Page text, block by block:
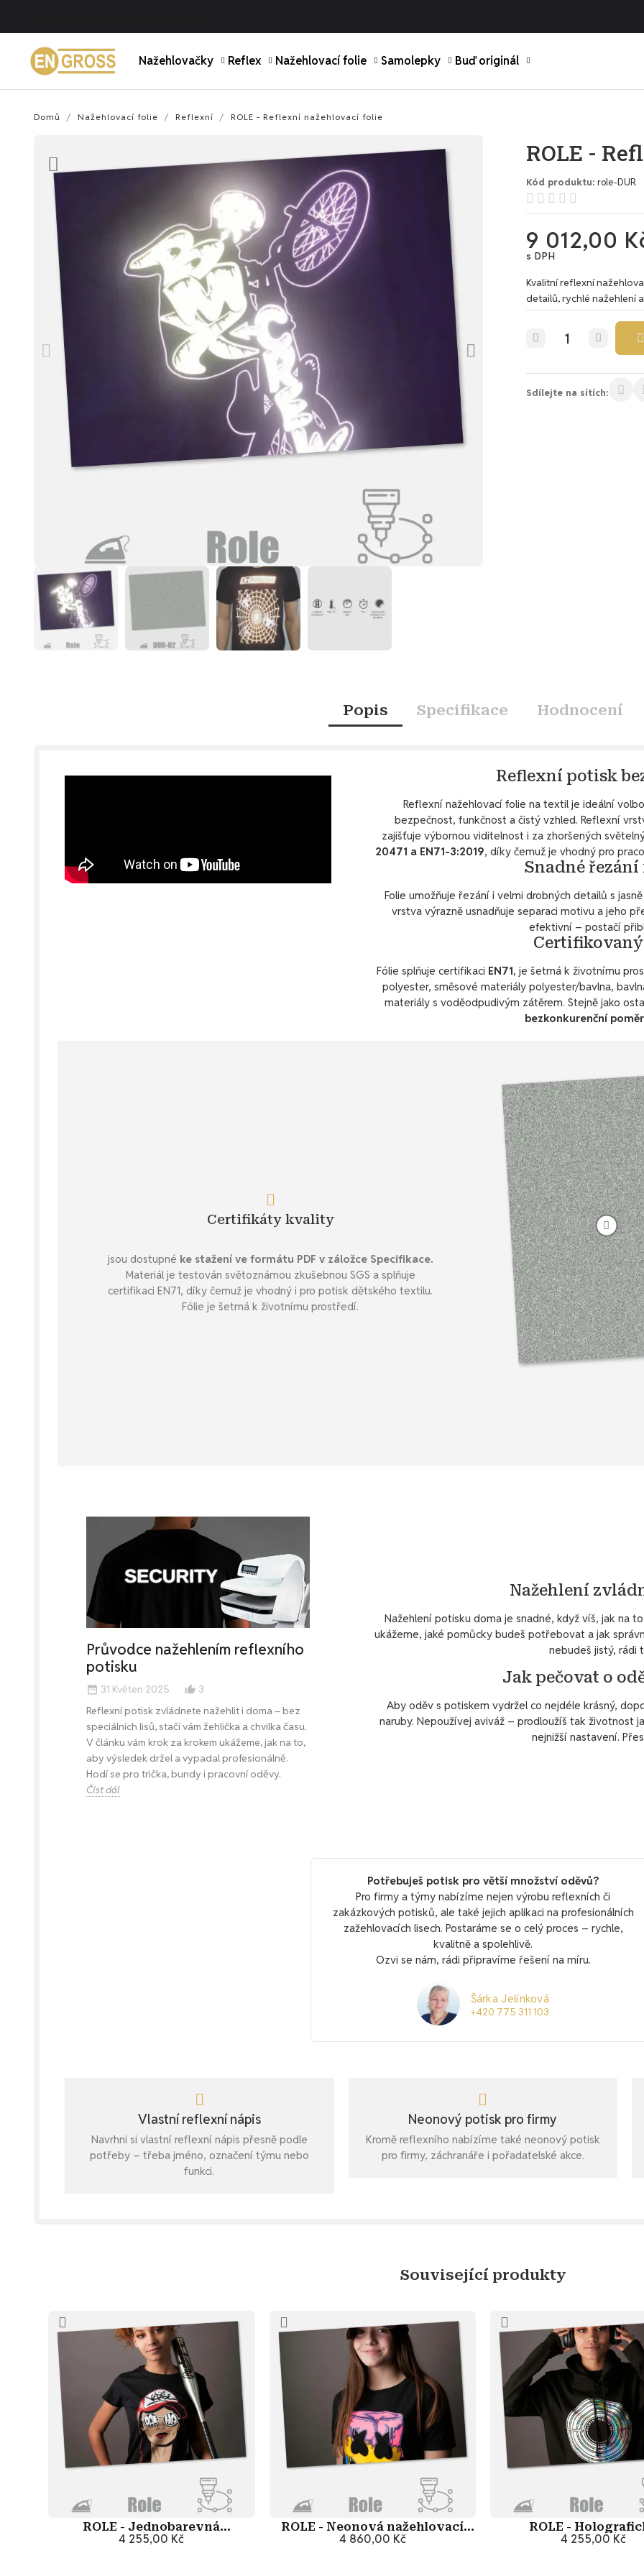
Nažehlovačky Reflex Nažehlovací folie Samolepky Buď originál
Domů Nažehlovací folie Reflexní ROLE - Reflexní nažehlovací folie
ROLE -
Kód produktu role-DUR
    
9 012,00
s DPH
Kvalitní reflexní
detailů, rychlé nažehlení
Sdílejte na sítích:
Popis Specifikace Hodnocení
Reflexní potisk
Reflexní nažehlovací folie na textil je ideální
bezpečnost, funkčnost a čistý vzhled. Reflexní
zajišťuje výbornou viditelnost i za zhoršených
20471 a EN71-3:2019, díky čemuž je vhodný pro
Snadné řezání
Folie umožňuje řezání i velmi drobných detailů s
vrstva výrazně usnadňuje separaci motivu a jeho
efektivní – postačí
Fólie splňuje certifikaci EN71, je šetrná k životnímu
polyester, směsové materiály polyester/bavlna,
materiály s voděodpudivým zátěrem. Stejně jako
bezkonkurenční
Certifikáty kvality
jsou dostupné ke stažení ve formátu PDF v záložce Specifikace.
Materiál je testován světoznámou zkušebnou SGS a splňuje
certifikaci EN71, díky čemuž je vhodný i pro potisk dětského textilu.
Fólie je šetrná k životnímu prostředí.
Průvodce nažehlením reflexního
potisku
date_range 31 Květen 2025 thumb_up_alt 3
Reflexní potisk zvládnete nažehlit i doma – bez
speciálních lisů, stačí vám žehlička a chvilka času.
V článku vám krok za krokem ukážeme, jak na to,
aby výsledek držel a vypadal profesionálně.
Hodí se pro trička, bundy i pracovní oděvy.
Číst dál
Nažehlení
Nažehlení potisku doma je snadné, když víš, jak na
ukážeme, jaké pomůcky budeš potřebovat a jak
nebudeš jistý, rádi
Jak pečovat o
Aby oděv s potiskem vydržel co nejdéle krásný,
naruby. Nepoužívej aviváž – prodloužíš tak životnost
nejnižší nastavení.
Potřebuješ potisk pro větší množství oděvů?
Pro firmy a týmy nabízíme nejen výrobu reflexních či
zakázkových potisků, ale také jejich aplikaci na profesionálních
zažehlovacích lisech. Postaráme se o celý proces – rychle,
kvalitně a spolehlivě.
Ozvi se nám, rádi připravíme řešení na míru.
Šárka Jelínková
+420 775 311 103
Vlastní reflexní nápis
Navrhni si vlastní reflexní nápis přesně podle
potřeby – třeba jméno, označení týmu nebo
funkci.
Neonový potisk pro firmy
Kromě reflexního nabízíme také neonový potisk
pro firmy, záchranáře i pořadatelské akce.
Související produkty
ROLE - Jednobarevná
nažehlovací folie One Flex
4 255,00 Kč
Přidat do košíku
ROLE - Neonová nažehlovací
folie One Flex
4 860,00 Kč
Přidat do košíku
ROLE -
nažehlovací folie
4 255,00 Kč
Přidat do košíku